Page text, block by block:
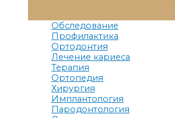
Меню
Обследование
Профилактика
Ортодонтия
Лечение кариеса
Терапия
Ортопедия
Хирургия
Имплантология
Пародонтология